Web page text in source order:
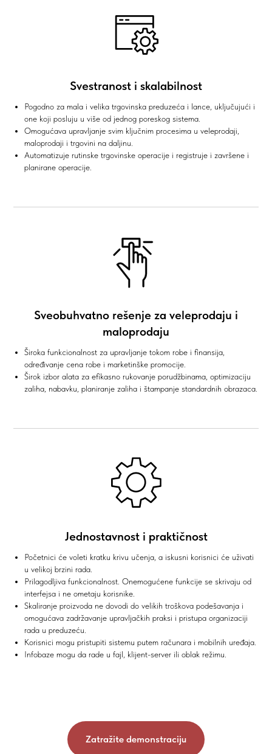
Svestranost i skalabilnost
Pogodno za mala i velika trgovinska preduzeća i lance, uključujući i
one koji posluju u više od jednog poreskog sistema.
Omogućava upravljanje svim ključnim procesima u veleprodaji,
maloprodaji i trgovini na daljinu.
Automatizuje rutinske trgovinske operacije i registruje i završene i
planirane operacije.
Sveobuhvatno rešenje za veleprodaju i
maloprodaju
Široka funkcionalnost za upravljanje tokom robe i finansija,
određivanje cena robe i marketinške promocije.
Širok izbor alata za efikasno rukovanje porudžbinama, optimizaciju
zaliha, nabavku, planiranje zaliha i štampanje standardnih obrazaca.
Jednostavnost i praktičnost
Početnici će voleti kratku krivu učenja, a iskusni korisnici će uživati
u velikoj brzini rada.
Prilagodljiva funkcionalnost. Onemogućene funkcije se skrivaju od
interfejsa i ne ometaju korisnike.
Skaliranje proizvoda ne dovodi do velikih troškova podešavanja i
omogućava zadržavanje upravljačkih praksi i pristupa organizaciji
rada u preduzeću.
Korisnici mogu pristupiti sistemu putem računara i mobilnih uređaja.
Infobaze mogu da rade u fajl, klijent-server ili oblak režimu.
Zatražite demonstraciju